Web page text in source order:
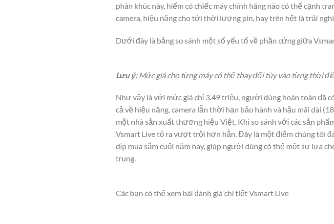
phân khúc này, hiếm có chiếc máy chính hãng nào có thể cạnh
camera, hiệu năng cho tới thời lượng pin, hay trên hết là trải
Dưới đây là bảng so sánh một số yếu tố về phần cứng giữa
Lưu ý:Mức giá cho từng máy có thể thay đổi tùy vào từng thời
Như vậy là với mức giá chỉ 3.49 triệu, người dùng hoàn toàn đã
cả về hiệu năng, camera lẫn thời hạn bảo hành và hậu mãi dài
một nhà sản xuất thương hiệu Việt. Khi so sánh với các sản
Vsmart Live tỏ ra vượt trội hơn hẳn. Đây là một điểm chúng tôi
dịp mua sắm cuối năm nay, giúp người dùng có thể một sự lựa
trung.
Các bạn có thể xem bài đánh giá chi tiết Vsmart Live